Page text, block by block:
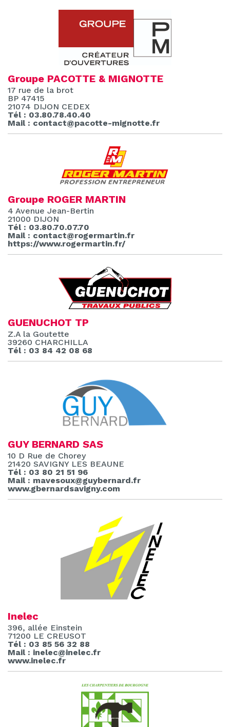
Groupe PACOTTE & MIGNOTTE
17 rue de la brot
BP 47415
21074 DIJON CEDEX
Tél : 03.80.78.40.40
Mail : contact@pacotte-mignotte.fr
Groupe ROGER MARTIN
4 Avenue Jean-Bertin
21000 DIJON
Tél : 03.80.70.07.70
Mail : contact@rogermartin.fr
https://www.rogermartin.fr/
GUENUCHOT TP
Z.A la Goutette
39260 CHARCHILLA
Tél : 03 84 42 08 68
GUY BERNARD SAS
10 D Rue de Chorey
21420 SAVIGNY LES BEAUNE
Tél : 03 80 21 51 96
Mail : mavesoux@guybernard.fr
www.gbernardsavigny.com
Inelec
396, allée Einstein
71200 LE CREUSOT
Tél : 03 85 56 32 88
Mail : inelec@inelec.fr
www.inelec.fr